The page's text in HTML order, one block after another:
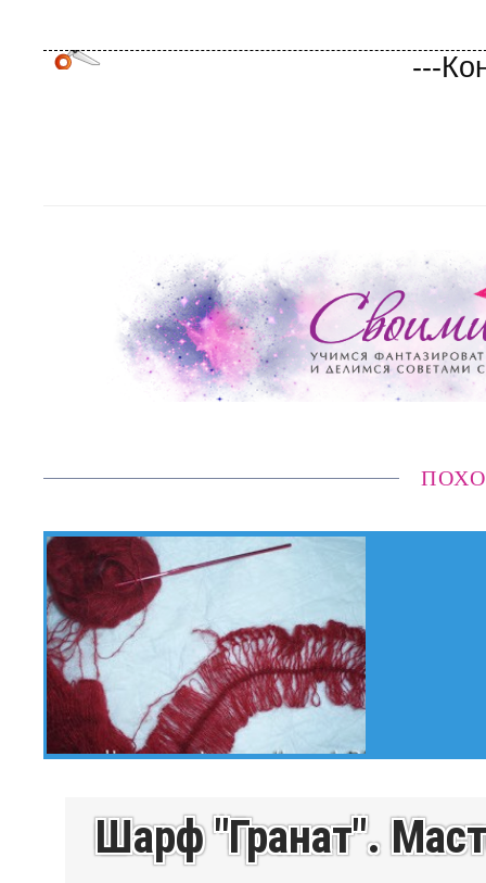
Шарф "Гранат".